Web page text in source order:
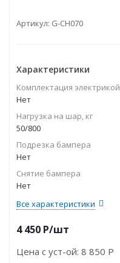
Артикул: G-CH070
Характеристики
Комплектация электрикой
Нет
Нагрузка на шар, кг
50/800
Подрезка бампера
Нет
Снятие бампера
Нет
Все характеристики
4 450 P/шт
Цена с уст-ой: 8 850 P